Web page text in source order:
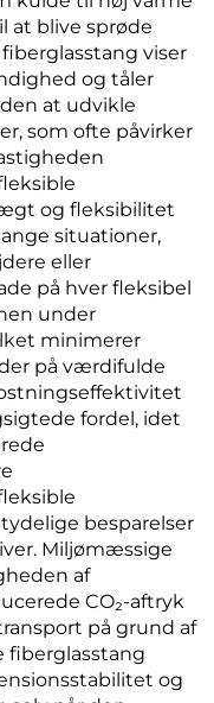
at blive sprøde
viser
og tåler
at udvikle
som ofte påvirker
og fleksibilitet
situationer,
eller
på hver fleksibel
under
minimerer
på værdifulde
fordel, idet
besparelser
Miljømæssige
af
CO₂-aftryk
på grund af
fiberglasstang
og